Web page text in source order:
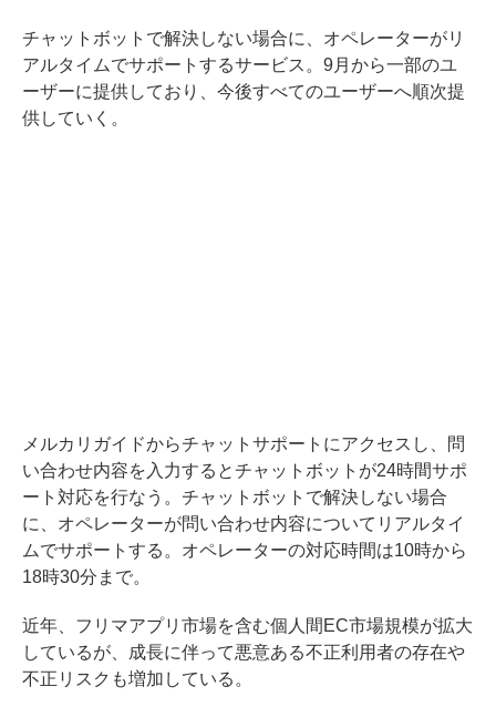
チャットボットで解決しない場合に、オペレーターがリ
アルタイムでサポートするサービス。9月から一部のユ
ーザーに提供しており、今後すべてのユーザーへ順次提
供していく。
メルカリガイドからチャットサポートにアクセスし、問
い合わせ内容を入力するとチャットボットが24時間サポ
ート対応を行なう。チャットボットで解決しない場合
に、オペレーターが問い合わせ内容についてリアルタイ
ムでサポートする。オペレーターの対応時間は10時から
18時30分まで。
近年、フリマアプリ市場を含む個人間EC市場規模が拡大
しているが、成長に伴って悪意ある不正利用者の存在や
不正リスクも増加している。